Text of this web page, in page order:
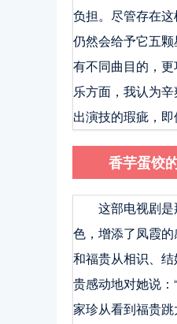
负担。尽管存在
仍然会给予它五
有不同曲目的，
乐方面，我认为
出演技的瑕疵，
香芋蛋饺
这部电视剧
色，增添了凤霞
和福贵从相识、
贵感动地对她说：
家珍从看到福贵